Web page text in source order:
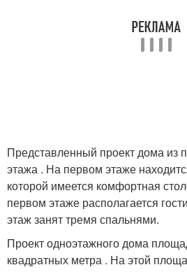
Представленный проект дома из
этажа . На первом этаже
которой имеется комфортная
первом этаже располагается
этаж занят тремя спальнями.
Проект одноэтажного дома
квадратных метра . На этой